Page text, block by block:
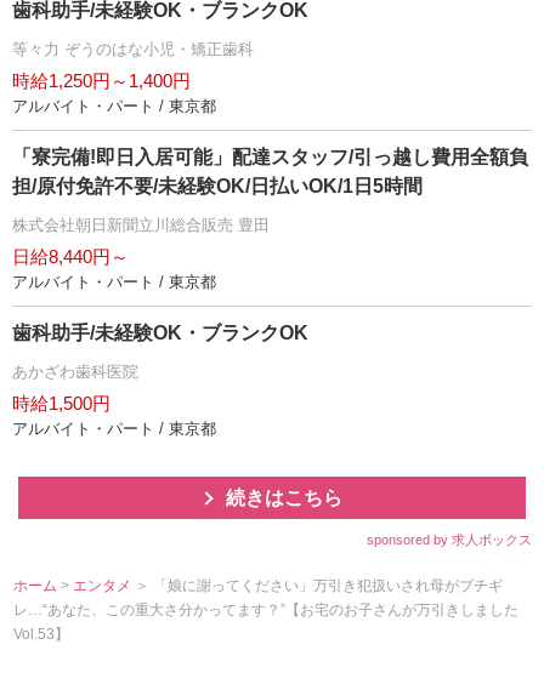
歯科助手/未経験OK・ブランクOK
等々力 ぞうのはな小児・矯正歯科
時給1,250円～1,400円
アルバイト・パート / 東京都
「寮完備!即日入居可能」配達スタッフ/引っ越し費用全額負
担/原付免許不要/未経験OK/日払いOK/1日5時間
株式会社朝日新聞立川総合販売 豊田
日給8,440円～
アルバイト・パート / 東京都
歯科助手/未経験OK・ブランクOK
あかざわ歯科医院
時給1,500円
アルバイト・パート / 東京都
続きはこちら
sponsored by 求人ボックス
ホーム > エンタメ ＞ 「娘に謝ってください」万引き犯扱いされ母がブチギ
レ…“あなた、この重大さ分かってます？”【お宅のお子さんが万引きしました
Vol.53】